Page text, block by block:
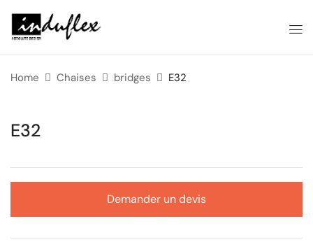
Home Chaises bridges E32
E32
Demander un devis